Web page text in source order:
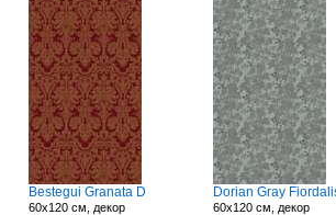
Bestegui Granata D
60x120 см, декор
Dorian Gray
60x120 см, декор